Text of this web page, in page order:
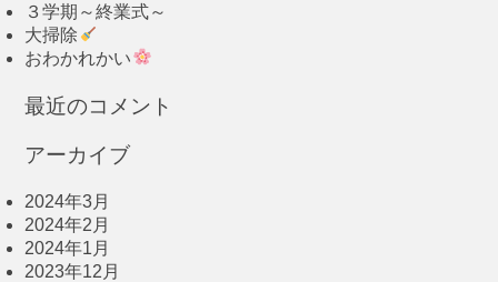
３学期～終業式～
大掃除
おわかれかい
最近のコメント
アーカイブ
2024年3月
2024年2月
2024年1月
2023年12月